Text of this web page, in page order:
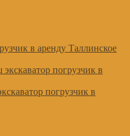
в аренду Таллинское
экскаватор погрузчик в
погрузчик в